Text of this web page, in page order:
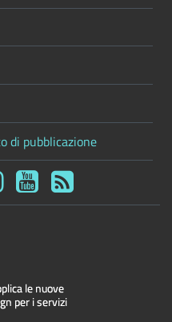
di pubblicazione